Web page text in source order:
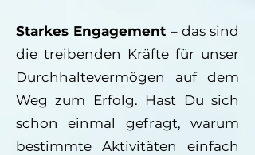
Starkes Engagement – das sind
die treibenden Kräfte für unser
Durchhaltevermögen auf dem
Weg zum Erfolg. Hast Du sich
schon einmal gefragt, warum
bestimmte Aktivitäten einfach